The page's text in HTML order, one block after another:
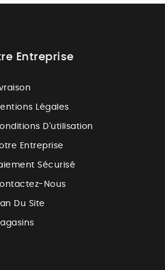
Entreprise
Légales
D'utilisation
Entreprise
Sécurisé
Nous
Du Site